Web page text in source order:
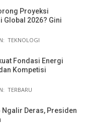
Proyeksi
Global 2026? Gini
TEKNOLOGI
Fondasi Energi
Kompetisi
TERBARU
Deras, Presiden